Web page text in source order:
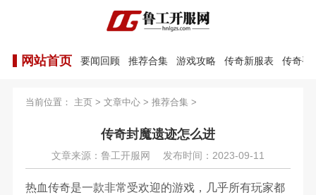
网站首页 要闻回顾 推荐合集 游戏攻略 传奇新服表 传奇手
当前位置： 主页> 文章中心> 推荐合集 >
传奇封魔遗迹怎么进
文章来源：鲁工开服网 发布时间：2023-09-11
热血传奇是一款非常受欢迎的游戏，几乎所有玩家都